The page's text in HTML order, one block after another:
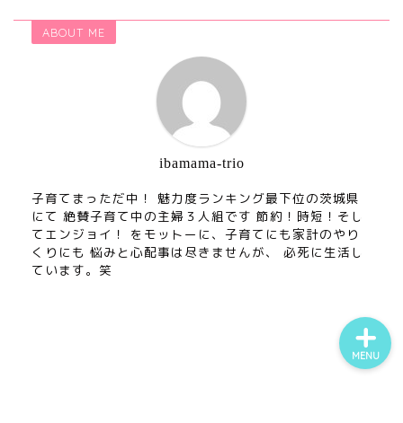
ABOUT ME
ibamama-trio
子育てまっただ中！ 魅力度ランキング最下位の茨城県
にて 絶賛子育て中の主婦３人組です 節約！時短！そし
てエンジョイ！ をモットーに、子育てにも家計のやり
くりにも 悩みと心配事は尽きませんが、 必死に生活し
ています。笑
MENU
お問
い合
わせ
Twitt
insta